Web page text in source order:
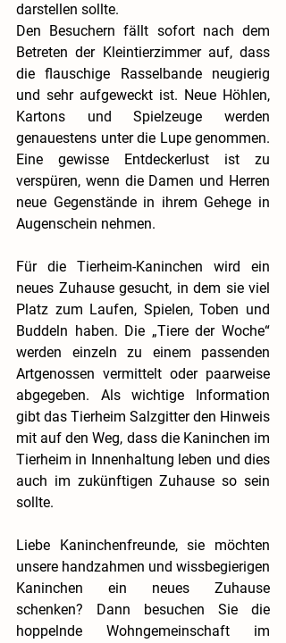
darstellen sollte.
Den Besuchern fällt sofort nach dem
Betreten der Kleintierzimmer auf, dass
die flauschige Rasselbande neugierig
und sehr aufgeweckt ist. Neue Höhlen,
Kartons und Spielzeuge werden
genauestens unter die Lupe genommen.
Eine gewisse Entdeckerlust ist zu
verspüren, wenn die Damen und Herren
neue Gegenstände in ihrem Gehege in
Augenschein nehmen.
Für die Tierheim-Kaninchen wird ein
neues Zuhause gesucht, in dem sie viel
Platz zum Laufen, Spielen, Toben und
Buddeln haben. Die „Tiere der Woche“
werden einzeln zu einem passenden
Artgenossen vermittelt oder paarweise
abgegeben. Als wichtige Information
gibt das Tierheim Salzgitter den Hinweis
mit auf den Weg, dass die Kaninchen im
Tierheim in Innenhaltung leben und dies
auch im zukünftigen Zuhause so sein
sollte.
Liebe Kaninchenfreunde, sie möchten
unsere handzahmen und wissbegierigen
Kaninchen ein neues Zuhause
schenken? Dann besuchen Sie die
hoppelnde Wohngemeinschaft im